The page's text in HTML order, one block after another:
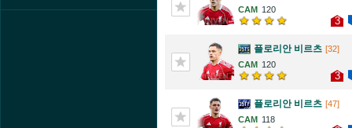
120
3
플로리안 비르츠 [32]
120
3
플로리안 비르츠 [47]
118